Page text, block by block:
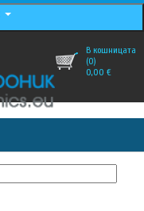
В кошницата
(0)
0,00 €